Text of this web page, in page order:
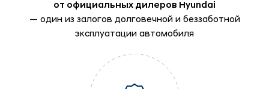
от официальных дилеров Hyundai
— один из залогов долговечной и беззаботной
эксплуатации автомобиля